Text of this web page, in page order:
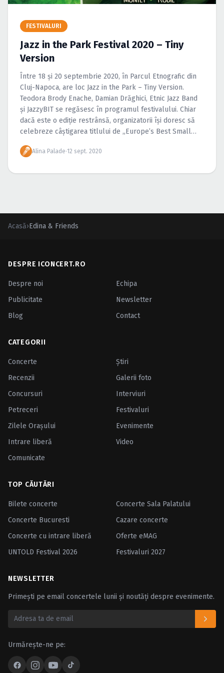
Caută în site...
FESTIVALURI
Jazz in the Park Festival 2020 – Tiny
Version
Între 18 şi 20 septembrie 2020, în Parcul Etnografic din
Cluj-Napoca, are loc Jazz in the Park – Tiny Version.
Teodora Brody Enache, Damian Drăghici, Etnic Jazz Band
și JazzyBIT se regăsesc în programul festivalului. Chiar
dacă este o ediție restrânsă, organizatorii își doresc să
celebreze câștigarea titlului de „Europe’s Best Small
Alina Palade·12 sept. 2020
Acasă›Edina & Friends
DESPRE ICONCERT.RO
Despre noi
Echipa
Publicitate
Newsletter
Blog
Contact
CATEGORII
Concerte
Ştiri
Recenzii
Galerii foto
Concursuri
Interviuri
Petreceri
Festivaluri
Zilele Oraşului
Evenimente
Intrare liberă
Video
Comunicate
TOP CĂUTĂRI
Bilete concerte
Concerte Sala Palatului
Concerte Bucuresti
Cazare concerte
Concerte cu intrare liberă
Oferte eMAG
UNTOLD Festival 2026
Festivaluri 2027
NEWSLETTER
Primești pe email concertele lunii și noutăți despre evenimente.
Urmărește-ne pe: